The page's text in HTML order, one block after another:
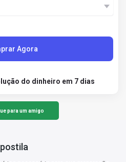
Agora
do dinheiro em 7 dias
para um amigo